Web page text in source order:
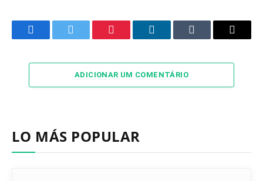
FacebookTwitter Pinterest LinkedInTumblr Email
ADICIONAR UM COMENTÁRIO
LO MÁS POPULAR